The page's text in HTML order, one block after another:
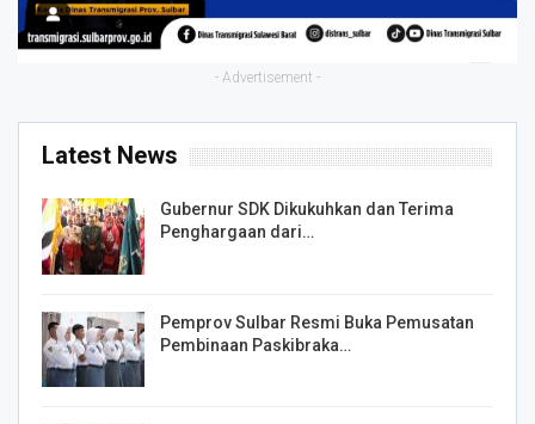
- Advertisement -
Latest News
Gubernur SDK Dikukuhkan dan Terima
Penghargaan dari…
Pemprov Sulbar Resmi Buka Pemusatan
Pembinaan Paskibraka…